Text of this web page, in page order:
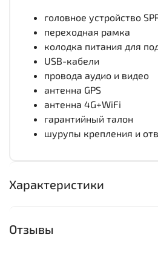
головное устройство
переходная рамка
колодка питания для
USB-кабели
провода аудио и видео
антенна GPS
антенна 4G+WiFi
гарантийный талон
шурупы крепления и
Характеристики
Отзывы